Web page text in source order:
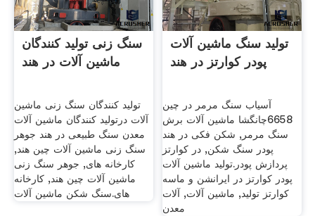
سنگ زنی تولید کنندگان
ماشین آلات در هند
تولید کنندگان سنگ زنی ماشین
آلات درتولید کنندگان ماشین آلات
معدن سنگ طبیعی در هند جوهر
سنگ زنی ماشین آلات چین هند,
کارخانه های, جوهر سنگ زنی
ماشین آلات چین هند, کارخانه
های.سنگ شکن ماشین آلات
تولید سنگ ماشین آلات
پودر کوارتز در هند
آسیاب سنگ مرمر در چین
6658چانگشا ماشین آلات برش
سنگ مرمر, شکن فکی در هند
پودر سنگ شکن, در کوارتز
پردازش پودر.تولید ماشین آلات
پودر کوارتز در ایرانشن و ماسه
کوارتز تولید, ماشین آلات, آلات
معدن